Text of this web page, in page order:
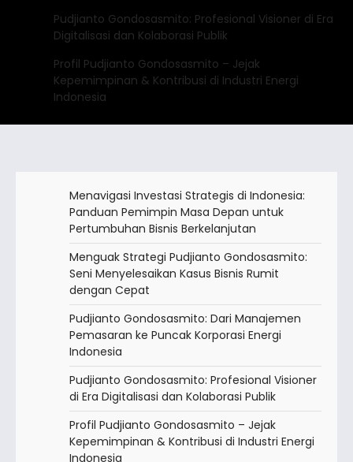
Pudjianto Gondosasmito: Profesional Visioner di Era
Digitalisasi dan Kolaborasi Publik
Profil Pudjianto Gondosasmito – Jejak
Kepemimpinan & Kontribusi di Industri Energi
Indonesia
Menavigasi Investasi Strategis di Indonesia:
Panduan Pemimpin Masa Depan untuk
Pertumbuhan Bisnis Berkelanjutan
Menguak Strategi Pudjianto Gondosasmito:
Seni Menyelesaikan Kasus Bisnis Rumit
dengan Cepat
Pudjianto Gondosasmito: Dari Manajemen
Pemasaran ke Puncak Korporasi Energi
Indonesia
Pudjianto Gondosasmito: Profesional Visioner
di Era Digitalisasi dan Kolaborasi Publik
Profil Pudjianto Gondosasmito – Jejak
Kepemimpinan & Kontribusi di Industri Energi
Indonesia